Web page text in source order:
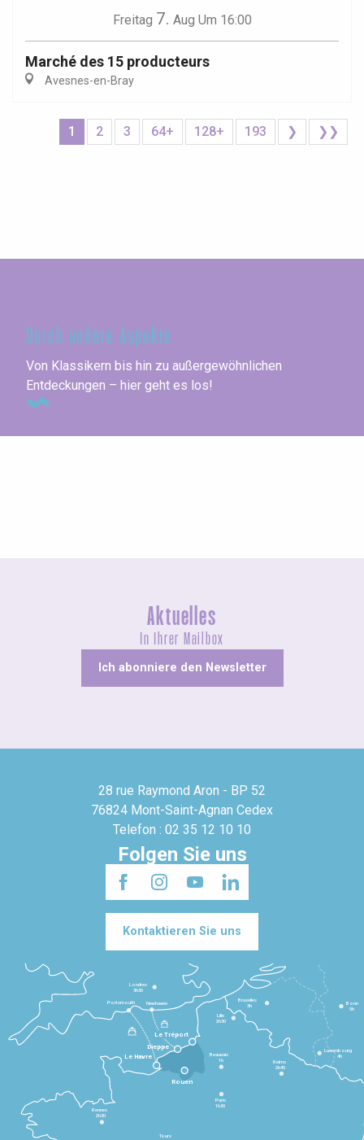
Freitag 7. Aug Um 16:00
Marché des 15 producteurs
Avesnes-en-Bray
1 2 3 64+ 128+ 193 ❯ ❯❯
Durch andere Aspekte
Von Klassikern bis hin zu außergewöhnlichen
Entdeckungen – hier geht es los!
Aktuelles
In Ihrer Mailbox
Ich abonniere den Newsletter
28 rue Raymond Aron - BP 52
76824 Mont-Saint-Agnan Cedex
Telefon : 02 35 12 10 10
Folgen Sie uns
Kontaktieren Sie uns
Le Havre
Dieppe
Le Tréport
Rennes
2h30
Tours
Paris
1h30
Beauvais
1h
Reims
2h45
Lille
2h30
Bruxelles
3h
Londres
3h30
Newhaven
Portsmouth
Bonn
5h
Luxembourg
4h
Rouen